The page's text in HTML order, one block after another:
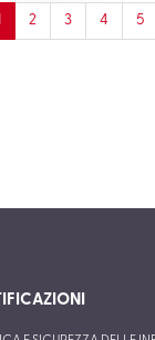
1 2 3 4 5